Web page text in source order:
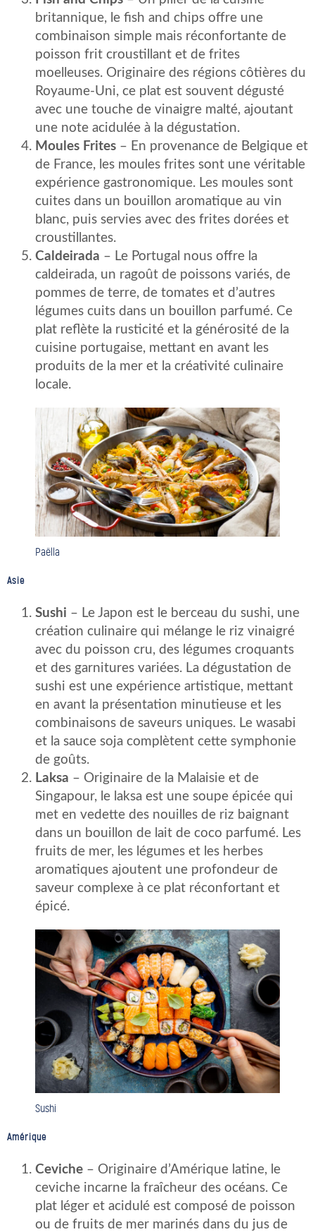
britannique, le fish and chips offre une
combinaison simple mais réconfortante de
poisson frit croustillant et de frites
moelleuses. Originaire des régions côtières du
Royaume-Uni, ce plat est souvent dégusté
avec une touche de vinaigre malté, ajoutant
une note acidulée à la dégustation.
Moules Frites – En provenance de Belgique et
de France, les moules frites sont une véritable
expérience gastronomique. Les moules sont
cuites dans un bouillon aromatique au vin
blanc, puis servies avec des frites dorées et
croustillantes.
Caldeirada – Le Portugal nous offre la
caldeirada, un ragoût de poissons variés, de
pommes de terre, de tomates et d’autres
légumes cuits dans un bouillon parfumé. Ce
plat reflète la rusticité et la générosité de la
cuisine portugaise, mettant en avant les
produits de la mer et la créativité culinaire
locale.
Paëlla
Asie
Sushi – Le Japon est le berceau du sushi, une
création culinaire qui mélange le riz vinaigré
avec du poisson cru, des légumes croquants
et des garnitures variées. La dégustation de
sushi est une expérience artistique, mettant
en avant la présentation minutieuse et les
combinaisons de saveurs uniques. Le wasabi
et la sauce soja complètent cette symphonie
de goûts.
Laksa – Originaire de la Malaisie et de
Singapour, le laksa est une soupe épicée qui
met en vedette des nouilles de riz baignant
dans un bouillon de lait de coco parfumé. Les
fruits de mer, les légumes et les herbes
aromatiques ajoutent une profondeur de
saveur complexe à ce plat réconfortant et
épicé.
Sushi
Amérique
Ceviche – Originaire d’Amérique latine, le
ceviche incarne la fraîcheur des océans. Ce
plat léger et acidulé est composé de poisson
ou de fruits de mer marinés dans du jus de